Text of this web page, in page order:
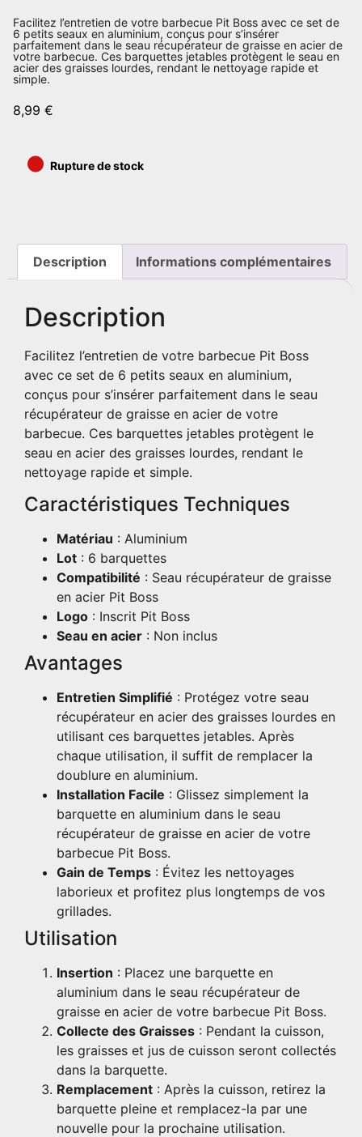
Facilitez l’entretien de votre barbecue Pit Boss avec ce set de
6 petits seaux en aluminium, conçus pour s’insérer
parfaitement dans le seau récupérateur de graisse en acier de
votre barbecue. Ces barquettes jetables protègent le seau en
acier des graisses lourdes, rendant le nettoyage rapide et
simple.
8,99 €
• Rupture de stock
Description Informations complémentaires
Description
Facilitez l’entretien de votre barbecue Pit Boss
avec ce set de 6 petits seaux en aluminium,
conçus pour s’insérer parfaitement dans le seau
récupérateur de graisse en acier de votre
barbecue. Ces barquettes jetables protègent le
seau en acier des graisses lourdes, rendant le
nettoyage rapide et simple.
Caractéristiques Techniques
Matériau : Aluminium
Lot : 6 barquettes
Compatibilité : Seau récupérateur de graisse
en acier Pit Boss
Logo : Inscrit Pit Boss
Seau en acier : Non inclus
Avantages
Entretien Simplifié : Protégez votre seau
récupérateur en acier des graisses lourdes en
utilisant ces barquettes jetables. Après
chaque utilisation, il suffit de remplacer la
doublure en aluminium.
Installation Facile : Glissez simplement la
barquette en aluminium dans le seau
récupérateur de graisse en acier de votre
barbecue Pit Boss.
Gain de Temps : Évitez les nettoyages
laborieux et profitez plus longtemps de vos
grillades.
Utilisation
Insertion : Placez une barquette en
aluminium dans le seau récupérateur de
graisse en acier de votre barbecue Pit Boss.
Collecte des Graisses : Pendant la cuisson,
les graisses et jus de cuisson seront collectés
dans la barquette.
Remplacement : Après la cuisson, retirez la
barquette pleine et remplacez-la par une
nouvelle pour la prochaine utilisation.